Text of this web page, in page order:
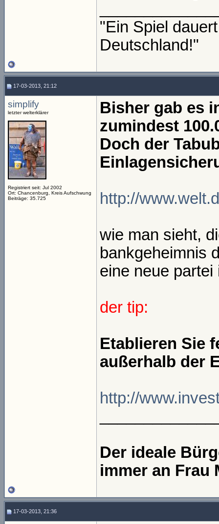
"Ein Spiel
Deutschland!"
17-03-2013, 21:12
simplify
letzter welterklärer
Registriert seit: Jul 2002
Ort: Chancenburg, Kreis Aufschwung
Beiträge: 35.725
Bisher gab es
zumindest
Doch der
http://
wie man sieht,
bankgeheimnis
eine neue
der tip:
Etablieren Sie
außerhalb der
http://
Der ideale
immer an Frau
17-03-2013, 21:36